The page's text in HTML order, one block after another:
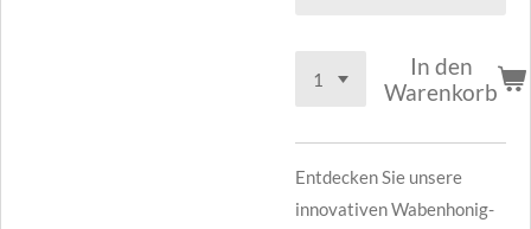
In den
Warenkorb
Entdecken Sie unsere
innovativen Wabenhonig-